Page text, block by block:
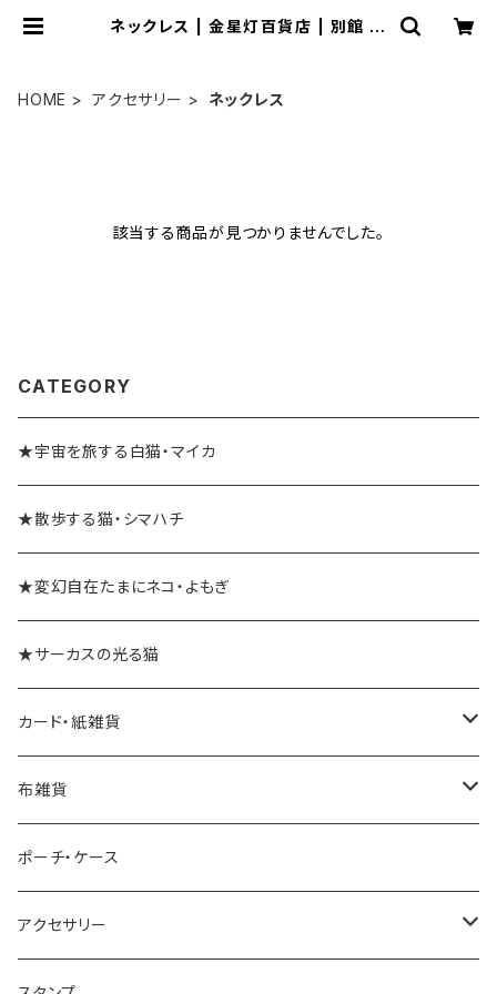
ネックレス | 金星灯百貨店 | 別館 猫
HOME アクセサリー ネックレス
該当する商品が見つかりませんでした。
CATEGORY
★宇宙を旅する白猫・マイカ
★散歩する猫・シマハチ
★変幻自在たまにネコ・よもぎ
★サーカスの光る猫
カード・紙雑貨
ポストカード
レターセット・便箋
ノート・メモ帳
布雑貨
手ぬぐい
手ぬぐいハンカチ
ポーチ・ケース
アクセサリー